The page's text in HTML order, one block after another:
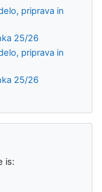
priprava in
25/26
priprava in
25/26
is: